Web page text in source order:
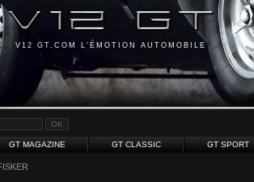
V12 GT.COM L'ÉMOTION AUTOMOBILE
GT MAGAZINE GT CLASSIC GT SPORT